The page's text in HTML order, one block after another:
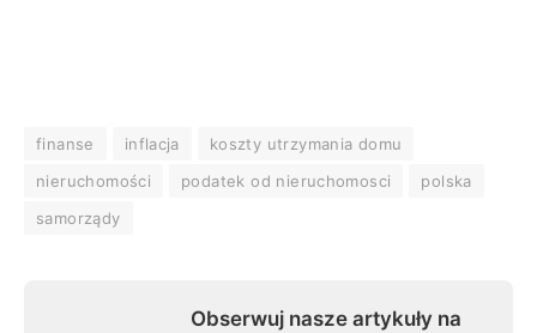
finanse inflacja
koszty utrzymania domu
nieruchomości
podatek od nieruchomosci
polska
samorządy
Obserwuj nasze artykuły na